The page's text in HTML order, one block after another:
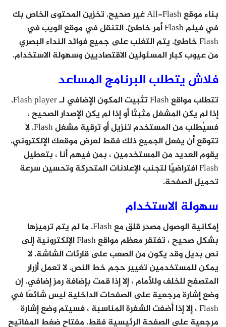
بناء موقع All-Flash غير صحيح. تخزين المحتوى الخاص بك
في فيلم Flash أمر خاطئ. التنقل في موقع الويب في
Flash خاطئ. يتم التغلب على جميع فوائد النداء البصري
من عيوب كبار المسئولين الاقتصاديين وسهولة الاستخدام.
فلاش يتطلب البرنامج المساعد
تتطلب مواقع Flash تثبيت المكون الإضافي لـ Flash player.
إذا لم يكن المشغل مثبتًا أو إذا لم يكن الإصدار الصحيح ،
فسيُطلب من المستخدم تنزيل أو ترقية مشغل Flash. لا
تتوقع أن يفعل الجميع ذلك فقط لعرض موقعك الإلكتروني.
يقوم العديد من المستخدمين ، بمن فيهم أنا ، بتعطيل
Flash افتراضيًا لتجنب الإعلانات المتحركة وتحسين سرعة
تحميل الصفحة.
سهولة الاستخدام
إمكانية الوصول مصدر قلق مع Flash. ما لم يتم ترميزها
بشكل صحيح ، تفتقر معظم مواقع Flash الإلكترونية إلى
نص بديل وقد يكون من الصعب على قارئات الشاشة. لا
يمكن للمستخدمين تغيير حجم خط النص. لا تعمل أزرار
المتصفح للخلف وللأمام ، إلا إذا قمت بإضافة رمز إضافي. إن
وضع إشارة مرجعية على الصفحات الداخلية ليس شائعًا في
Flash ، إلا إذا أضفت الشفرة المناسبة ، فسيتم وضع إشارة
مرجعية على الصفحة الرئيسية فقط. مفتاح ضغط المفاتيح